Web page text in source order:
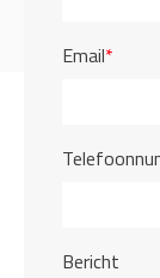
Email*
Bericht